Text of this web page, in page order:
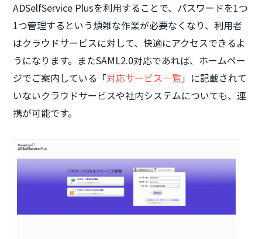
ADSelfService Plusを利用することで、パスワードを1つ
1つ管理するという煩雑な作業が必要なくなり、利用者
はクラウドサービスに対して、快適にアクセスできるよ
うになります。またSAML2.0対応であれば、ホームペー
ジでご案内している「対応サービス一覧」に記載されて
いないクラウドサービスや社内システムについても、連
携が可能です。